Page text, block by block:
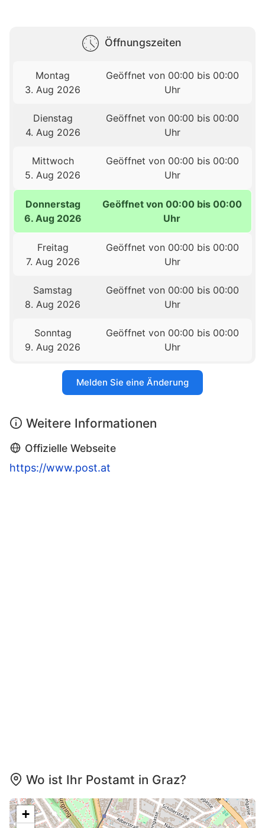
Öffnungszeiten
Montag
3. Aug 2026
Geöffnet von 00:00 bis 00:00
Uhr
Dienstag
4. Aug 2026
Geöffnet von 00:00 bis 00:00
Uhr
Mittwoch
5. Aug 2026
Geöffnet von 00:00 bis 00:00
Uhr
Donnerstag
6. Aug 2026
Geöffnet von 00:00 bis 00:00
Uhr
Freitag
7. Aug 2026
Geöffnet von 00:00 bis 00:00
Uhr
Samstag
8. Aug 2026
Geöffnet von 00:00 bis 00:00
Uhr
Sonntag
9. Aug 2026
Geöffnet von 00:00 bis 00:00
Uhr
Melden Sie eine Änderung
Weitere Informationen
Offizielle Webseite
https://www.post.at
Wo ist Ihr Postamt in Graz?
+